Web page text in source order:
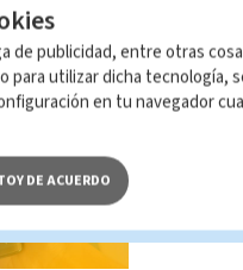
de publicidad, entre otras
utilizar dicha tecnología,
en tu navegador
DE ACUERDO